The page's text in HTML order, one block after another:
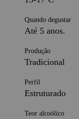
Quando degustar
Até 5 anos.
Produção
Tradicional
Perfil
Estruturado
Teor alcoólico